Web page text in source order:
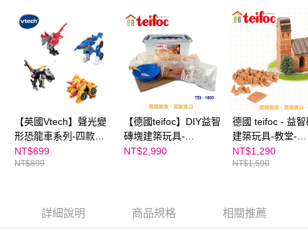
２．關於個人資料處理事宜，請瀏覽以下網址：
https://aftee.tw/terms/#terms3
３．未成年的使用者請事先徵得法定代理人或監護人之同意方可使用
「AFTEE先享後付」，若未經同意申辦者引起之損失，本公司不負相關責
任。
４．使用「AFTEE先享後付」時，將依據個別帳號之用戶狀況，依本公司即
時審查核予不同之上限額度；若仍有額度不足之情形，本公司將視審查結果
請求用戶進行身份認證。
５．嚴禁一人註冊多個帳號或使用他人資訊註冊。若發現惡意使用之情形，
恩沛科技股份有限公司將有權停止該用戶之使用額度並採取法律行動。
【英國Vtech】聲光變
形恐龍車系列-四款任
選(翼龍–索爾、鐮刀龍
–賽爾、伶盜龍–貝利斯
NT$699
NT$899
【德國teifoc】DIY益智
磚塊建築玩具-
TEI1000
NT$2,990
德國 teifoc - 益智
建築玩具-教堂-
TEI4050
NT$1,290
NT$1,590
詳細說明 商品規格 相關推薦